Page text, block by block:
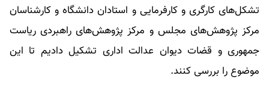
تشکل‌های کارگری و کارفرمایی و استادان دانشگاه و کارشناسان
مرکز پژوهش‌های مجلس و مرکز پژوهش‌های راهبردی ریاست
جمهوری و قضات دیوان عدالت اداری تشکیل دادیم تا این
موضوع را بررسی کنند.